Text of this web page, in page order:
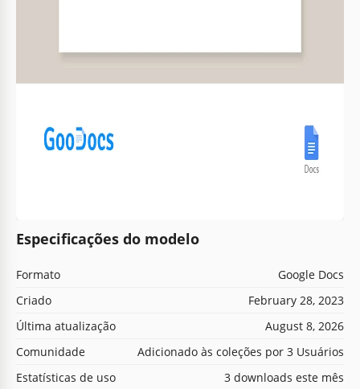
Especificações do modelo
Formato
Google Docs
Criado
February 28, 2023
Última atualização
August 8, 2026
Comunidade
Adicionado às coleções por 3 Usuários
Estatísticas de uso
3 downloads este mês